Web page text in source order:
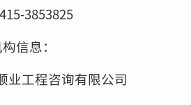
3853825
信息：
业工程咨询有限公司